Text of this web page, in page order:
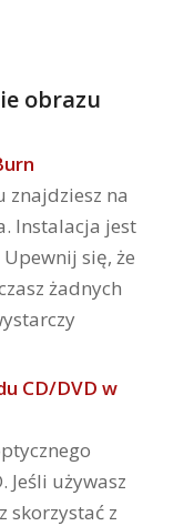
obrazu
znajdziesz na
Instalacja jest
się, że
żadnych
CD/DVD w
Jeśli używasz
skorzystać z